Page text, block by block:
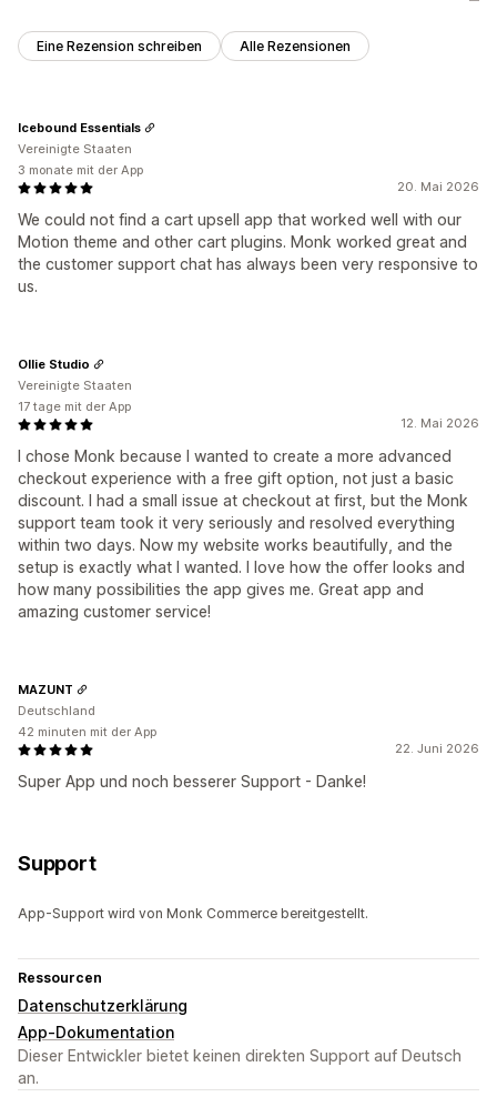
Eine Rezension schreiben Alle Rezensionen
20. Mai 2026
We could not find a cart upsell app that worked well with our
Motion theme and other cart plugins. Monk worked great and
the customer support chat has always been very responsive to
us.
Icebound Essentials
Vereinigte Staaten
3 monate mit der App
12. Mai 2026
I chose Monk because I wanted to create a more advanced
checkout experience with a free gift option, not just a basic
discount. I had a small issue at checkout at first, but the Monk
support team took it very seriously and resolved everything
within two days. Now my website works beautifully, and the
setup is exactly what I wanted. I love how the offer looks and
how many possibilities the app gives me. Great app and
amazing customer service!
Ollie Studio
Vereinigte Staaten
17 tage mit der App
22. Juni 2026
Super App und noch besserer Support - Danke!
MAZUNT
Deutschland
42 minuten mit der App
Support
App-Support wird von Monk Commerce bereitgestellt.
Ressourcen
Datenschutzerklärung
App-Dokumentation
Dieser Entwickler bietet keinen direkten Support auf Deutsch
an.